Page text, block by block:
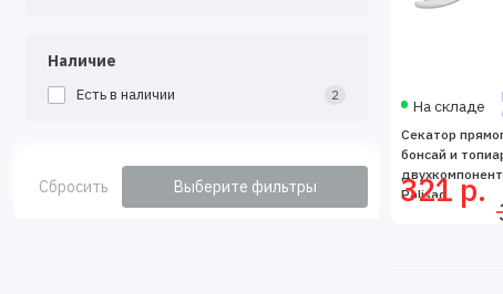
Наличие
Есть в наличии 2
Сбросить Выберите фильтры
На складе
Секатор
бонсай и
Palisad
321 р.